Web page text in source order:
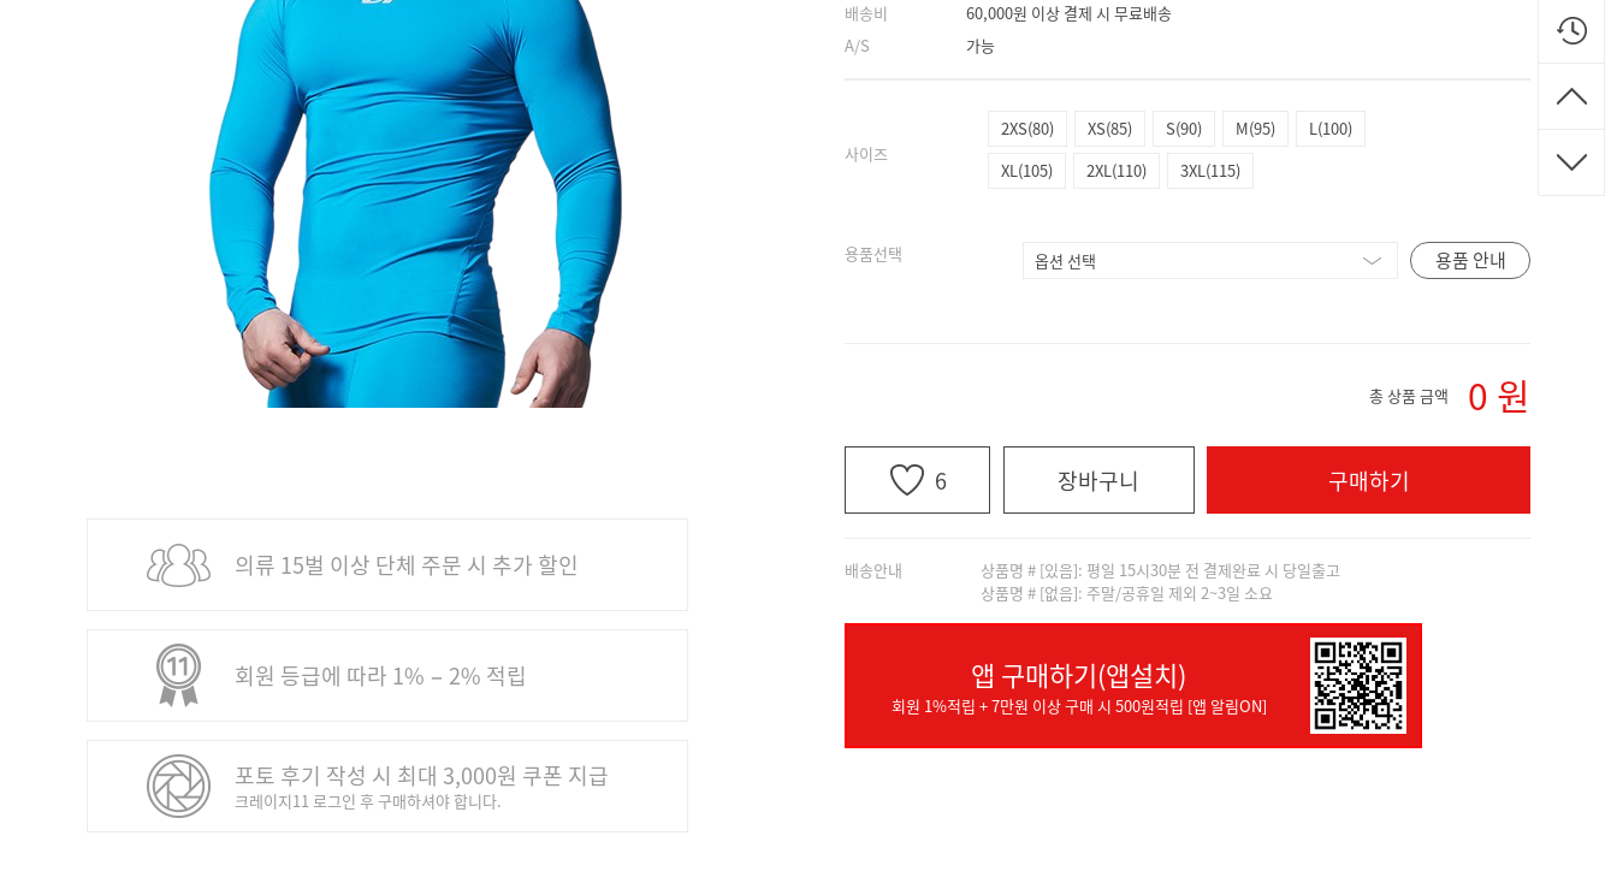
의류 15벌 이상 단체 주문 시 추가 할인
회원 등급에 따라 1% − 2% 적립
포토 후기 작성 시 최대 3,000원 쿠폰 지급
크레이지11 로그인 후 구매하셔야 합니다.
배송비
A/S
60,000원 이상 결제 시 무료배송
가능
사이즈
2XS(80) XS(85) S(90) M(95)
L(100)
XL(105)
2XL(110) 3XL(115)
용품선택 용품 안내
총 상품 금액 0 원
6 장바구니 구매하기
배송안내
상품명 # [있음]: 평일 15시30분 전 결제완료 시 당일출고
상품명 # [없음]: 주말/공휴일 제외 2~3일 소요
앱 구매하기(앱설치)
회원 1%적립 + 7만원 이상 구매 시 500원적립 [앱 알림ON]